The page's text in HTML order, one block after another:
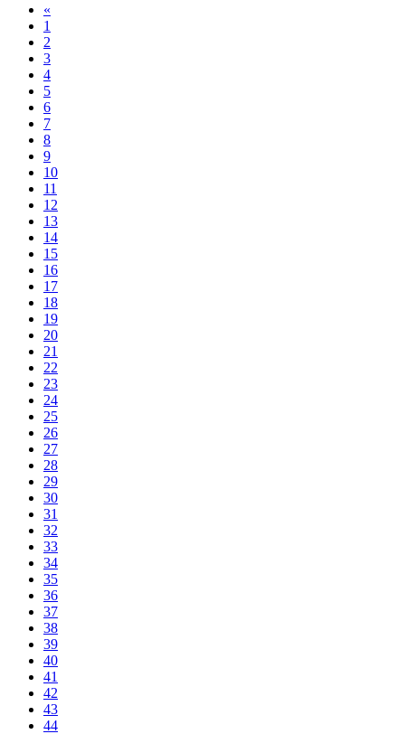
«
1
2
3
4
5
6
7
8
9
10
11
12
13
14
15
16
17
18
19
20
21
22
23
24
25
26
27
28
29
30
31
32
33
34
35
36
37
38
39
40
41
42
43
44